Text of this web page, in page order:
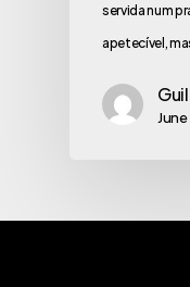
servida num
apetecível,